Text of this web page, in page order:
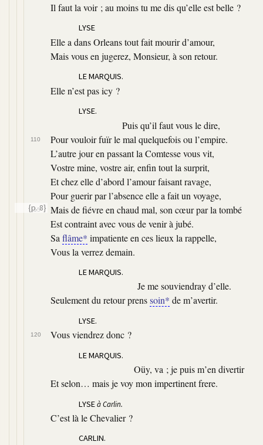
Il faut la voir ; au moins tu me dis qu’elle est belle ?
LYSE
Elle a dans Orleans tout fait mourir d’amour,
Mais vous en jugerez, Monsieur, à son retour.
LE MARQUIS.
Elle n’est pas icy ?
LYSE.
Puis qu’il faut vous le dire,
110
Pour vouloir fuïr le mal quelquefois ou l’empire.
L’autre jour en passant la Comtesse vous vit,
Vostre mine, vostre air, enfin tout la surprit,
Et chez elle d’abord l’amour faisant ravage,
Pour guerir par l’absence elle a fait un voyage,
115 Mais de fiévre en chaud mal, son cœur par la tombé
{p. 8}
Est contraint avec vous de venir à jubé.
Sa flâme* impatiente en ces lieux la rappelle,
Vous la verrez demain.
LE MARQUIS.
Je me souviendray d’elle.
Seulement du retour prenssoin* de m’avertir.
LYSE.
120 Vous viendrez donc ?
LE MARQUIS.
Oüy, va ; je puis m’en divertir
Et selon… mais je voy mon impertinent frere.
LYSEà Carlin.
C’est là le Chevalier ?
CARLIN.